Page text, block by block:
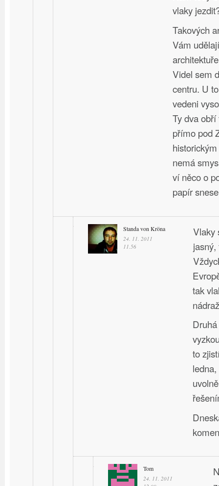
vlaky
Takových
Vám
Videl sem
centru. U
vedeni
Ty dva
přímo pod
nemá
ví něco o
papír
Standa von Kröna
24. 11. 2011
11.56
Vlaky
tak
to
Tom
24. 11. 2011